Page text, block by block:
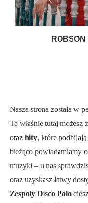
Nasza strona została w
To właśnie tutaj możesz
oraz hity, które
bieżąco powiadamiamy
muzyki – u nas
oraz uzyskasz łatwy
Zespoły Disco Polo